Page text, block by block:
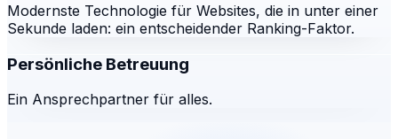
Modernste Technologie für Websites, die in unter einer
Sekunde laden: ein entscheidender Ranking-Faktor.
Persönliche Betreuung
Ein Ansprechpartner für alles.